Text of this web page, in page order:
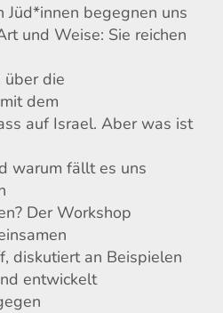
Jüd*innen begegnen uns
und Weise: Sie reichen
über die
dem
auf Israel. Aber was ist
warum fällt es uns
Der Workshop
diskutiert an Beispielen
entwickelt